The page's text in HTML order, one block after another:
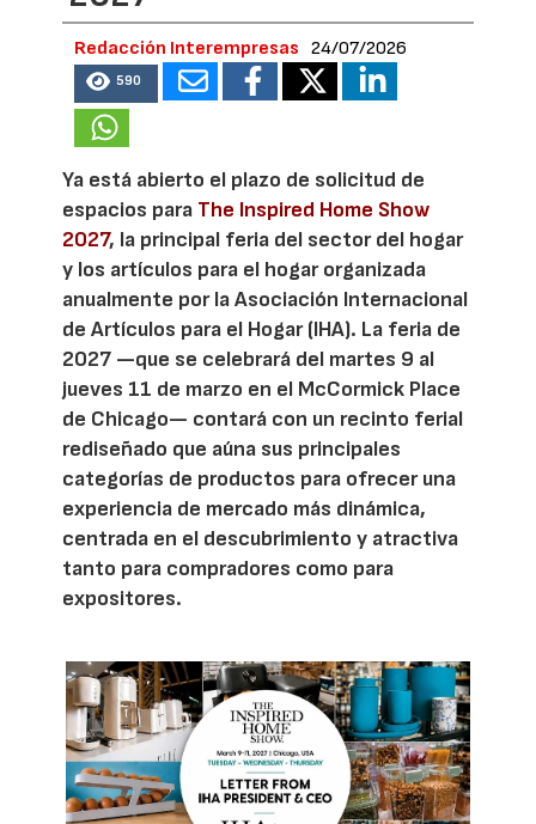
Redacción Interempresas 24/07/2026
590
Ya está abierto el plazo de solicitud de
espacios para The Inspired Home Show
2027, la principal feria del sector del hogar
y los artículos para el hogar organizada
anualmente por la Asociación Internacional
de Artículos para el Hogar (IHA). La feria de
2027 —que se celebrará del martes 9 al
jueves 11 de marzo en el McCormick Place
de Chicago— contará con un recinto ferial
rediseñado que aúna sus principales
categorías de productos para ofrecer una
experiencia de mercado más dinámica,
centrada en el descubrimiento y atractiva
tanto para compradores como para
expositores.